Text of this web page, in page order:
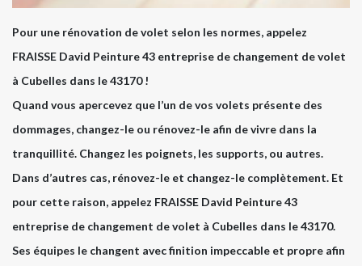
Pour une rénovation de volet selon les normes, appelez
FRAISSE David Peinture 43 entreprise de changement de volet
à Cubelles dans le 43170 !
Quand vous apercevez que l’un de vos volets présente des
dommages, changez-le ou rénovez-le afin de vivre dans la
tranquillité. Changez les poignets, les supports, ou autres.
Dans d’autres cas, rénovez-le et changez-le complètement. Et
pour cette raison, appelez FRAISSE David Peinture 43
entreprise de changement de volet à Cubelles dans le 43170.
Ses équipes le changent avec finition impeccable et propre afin